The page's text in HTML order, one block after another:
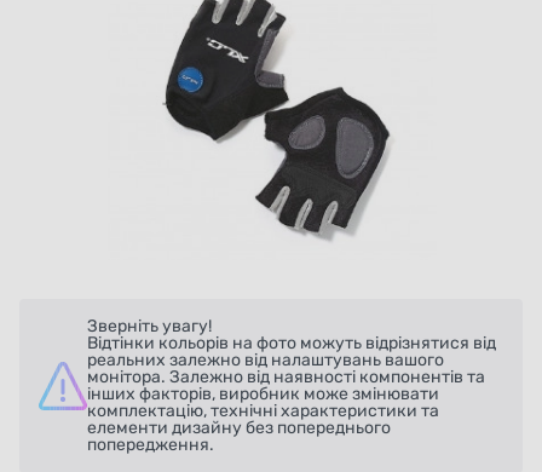
Зверніть увагу!
Відтінки кольорів на фото можуть відрізнятися від
реальних залежно від налаштувань вашого
монітора. Залежно від наявності компонентів та
інших факторів, виробник може змінювати
комплектацію, технічні характеристики та
елементи дизайну без попереднього
попередження.